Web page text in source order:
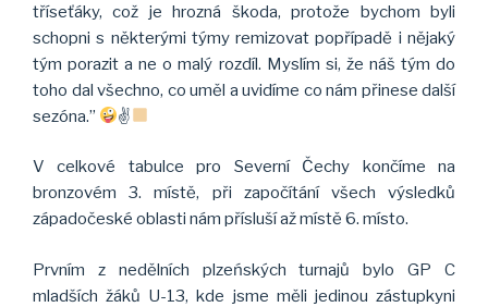
tříseťáky, což je hrozná škoda, protože bychom byli
schopni s některými týmy remizovat popřípadě i nějaký
tým porazit a ne o malý rozdíl. Myslím si, že náš tým do
toho dal všechno, co uměl a uvidíme co nám přinese další
sezóna.”
✌
V celkové tabulce pro Severní Čechy končíme na
bronzovém 3. místě, při započítání všech výsledků
západočeské oblasti nám přísluší až místě 6. místo.
Prvním z nedělních plzeńských turnajů bylo GP C
mladších žáků U-13, kde jsme měli jedinou zástupkyni